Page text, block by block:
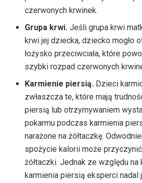
czerwonych krwinek.
Grupa krwi. Jeśli grupa krwi
krwi jej dziecka, dziecko mogło
łożysko przeciwciała, które
szybki rozpad czerwonych
Karmienie piersią. Dzieci
zwłaszcza te, które mają
piersią lub otrzymywaniem
pokarmu podczas karmienia
narażone na żółtaczkę.
spożycie kalorii może
żółtaczki. Jednak ze względu na
karmienia piersią eksperci nadal